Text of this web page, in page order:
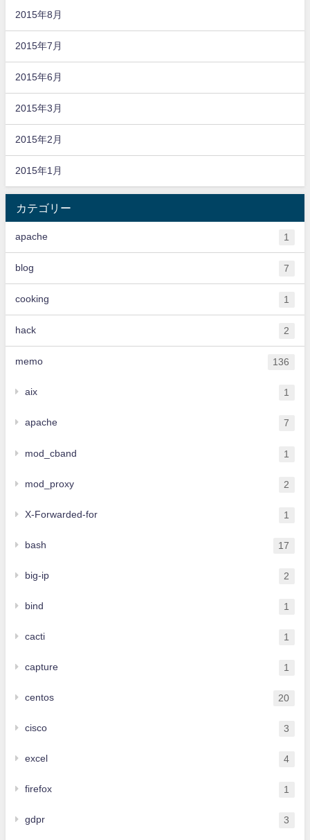
2015年8月
2015年7月
2015年6月
2015年3月
2015年2月
2015年1月
カテゴリー
apache 1
blog 7
cooking 1
hack 2
memo 136
aix 1
apache 7
mod_cband 1
mod_proxy 2
X-Forwarded-for 1
bash 17
big-ip 2
bind 1
cacti 1
capture 1
centos 20
cisco 3
excel 4
firefox 1
gdpr 3